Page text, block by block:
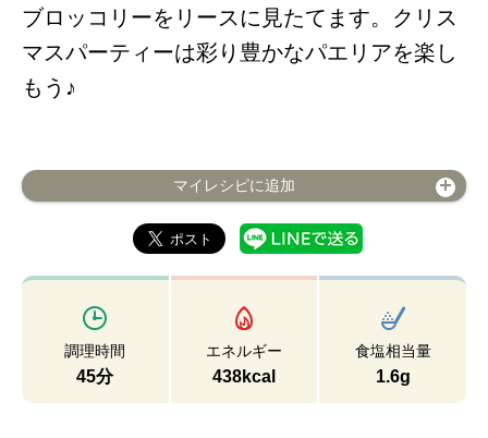
ブロッコリーをリースに見たてます。クリス
マスパーティーは彩り豊かなパエリアを楽し
もう♪
マイレシピに追加
調理時間
45分
エネルギー
438kcal
食塩相当量
1.6g